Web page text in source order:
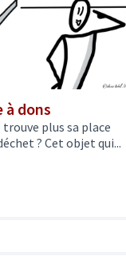
à dons
plus sa place
? Cet objet qui...